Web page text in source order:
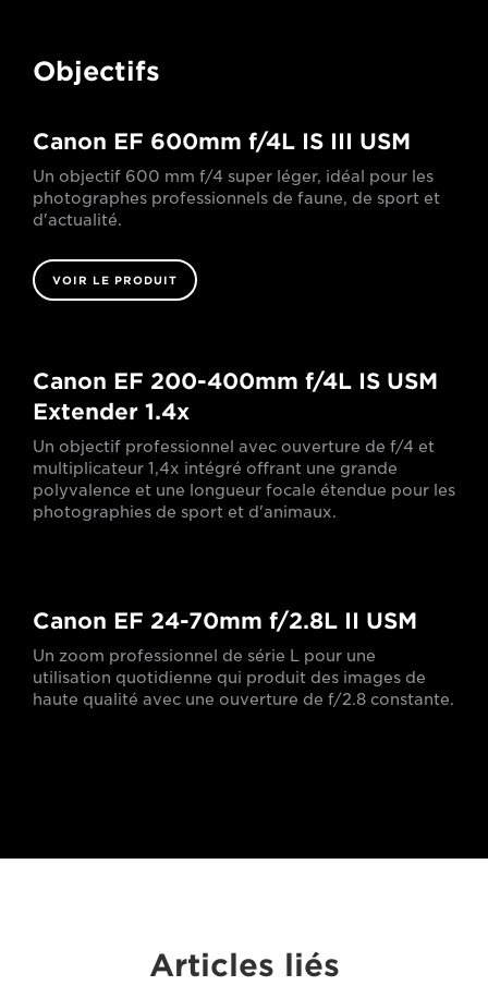
Objectifs
Canon EF 600mm f/4L IS III USM
Un objectif 600 mm f/4 super léger, idéal pour les
photographes professionnels de faune, de sport et
d'actualité.
VOIR LE PRODUIT
Canon EF 200-400mm f/4L IS USM
Extender 1.4x
Un objectif professionnel avec ouverture de f/4 et
multiplicateur 1,4x intégré offrant une grande
polyvalence et une longueur focale étendue pour les
photographies de sport et d'animaux.
Canon EF 24-70mm f/2.8L II USM
Un zoom professionnel de série L pour une
utilisation quotidienne qui produit des images de
haute qualité avec une ouverture de f/2.8 constante.
Articles liés